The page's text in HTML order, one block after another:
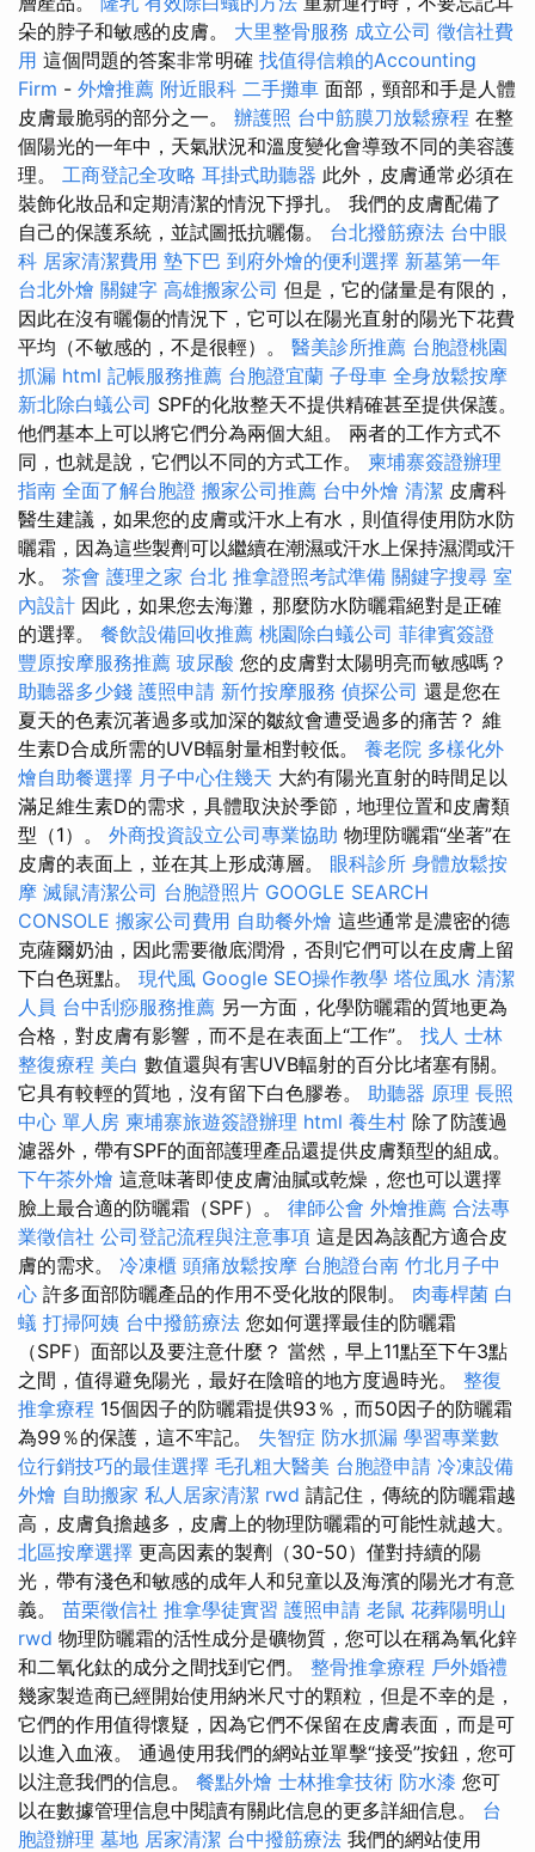
朵的脖子和敏感的皮膚。 大里整骨服務 成立公司 徵信社費
用 這個問題的答案非常明確 找值得信賴的Accounting
Firm - 外燴推薦 附近眼科 二手攤車 面部，頸部和手是人體
皮膚最脆弱的部分之一。 辦護照 台中筋膜刀放鬆療程 在整
個陽光的一年中，天氣狀況和溫度變化會導致不同的美容護
理。 工商登記全攻略 耳掛式助聽器 此外，皮膚通常必須在
裝飾化妝品和定期清潔的情況下掙扎。 我們的皮膚配備了
自己的保護系統，並試圖抵抗曬傷。 台北撥筋療法 台中眼
科 居家清潔費用 墊下巴 到府外燴的便利選擇 新墓第一年
台北外燴 關鍵字 高雄搬家公司 但是，它的儲量是有限的，
因此在沒有曬傷的情況下，它可以在陽光直射的陽光下花費
平均（不敏感的，不是很輕）。 醫美診所推薦 台胞證桃園
抓漏 html 記帳服務推薦 台胞證宜蘭 子母車 全身放鬆按摩
新北除白蟻公司 SPF的化妝整天不提供精確甚至提供保護。
他們基本上可以將它們分為兩個大組。 兩者的工作方式不
同，也就是說，它們以不同的方式工作。 柬埔寨簽證辦理
指南 全面了解台胞證 搬家公司推薦 台中外燴 清潔 皮膚科
醫生建議，如果您的皮膚或汗水上有水，則值得使用防水防
曬霜，因為這些製劑可以繼續在潮濕或汗水上保持濕潤或汗
水。 茶會 護理之家 台北 推拿證照考試準備 關鍵字搜尋 室
內設計 因此，如果您去海灘，那麼防水防曬霜絕對是正確
的選擇。 餐飲設備回收推薦 桃園除白蟻公司 菲律賓簽證
豐原按摩服務推薦 玻尿酸 您的皮膚對太陽明亮而敏感嗎？
助聽器多少錢 護照申請 新竹按摩服務 偵探公司 還是您在
夏天的色素沉著過多或加深的皺紋會遭受過多的痛苦？ 維
生素D合成所需的UVB輻射量相對較低。 養老院 多樣化外
燴自助餐選擇 月子中心住幾天 大約有陽光直射的時間足以
滿足維生素D的需求，具體取決於季節，地理位置和皮膚類
型（1）。 外商投資設立公司專業協助 物理防曬霜“坐著”在
皮膚的表面上，並在其上形成薄層。 眼科診所 身體放鬆按
摩 滅鼠清潔公司 台胞證照片 GOOGLE SEARCH
CONSOLE 搬家公司費用 自助餐外燴 這些通常是濃密的德
克薩爾奶油，因此需要徹底潤滑，否則它們可以在皮膚上留
下白色斑點。 現代風 Google SEO操作教學 塔位風水 清潔
人員 台中刮痧服務推薦 另一方面，化學防曬霜的質地更為
合格，對皮膚有影響，而不是在表面上“工作”。 找人 士林
整復療程 美白 數值還與有害UVB輻射的百分比堵塞有關。
它具有較輕的質地，沒有留下白色膠卷。 助聽器 原理 長照
中心 單人房 柬埔寨旅遊簽證辦理 html 養生村 除了防護過
濾器外，帶有SPF的面部護理產品還提供皮膚類型的組成。
下午茶外燴 這意味著即使皮膚油膩或乾燥，您也可以選擇
臉上最合適的防曬霜（SPF）。 律師公會 外燴推薦 合法專
業徵信社 公司登記流程與注意事項 這是因為該配方適合皮
膚的需求。 冷凍櫃 頭痛放鬆按摩 台胞證台南 竹北月子中
心 許多面部防曬產品的作用不受化妝的限制。 肉毒桿菌 白
蟻 打掃阿姨 台中撥筋療法 您如何選擇最佳的防曬霜
（SPF）面部以及要注意什麼？ 當然，早上11點至下午3點
之間，值得避免陽光，最好在陰暗的地方度過時光。 整復
推拿療程 15個因子的防曬霜提供93％，而50因子的防曬霜
為99％的保護，這不牢記。 失智症 防水抓漏 學習專業數
位行銷技巧的最佳選擇 毛孔粗大醫美 台胞證申請 冷凍設備
外燴 自助搬家 私人居家清潔 rwd 請記住，傳統的防曬霜越
高，皮膚負擔越多，皮膚上的物理防曬霜的可能性就越大。
北區按摩選擇 更高因素的製劑（30-50）僅對持續的陽
光，帶有淺色和敏感的成年人和兒童以及海濱的陽光才有意
義。 苗栗徵信社 推拿學徒實習 護照申請 老鼠 花葬陽明山
rwd 物理防曬霜的活性成分是礦物質，您可以在稱為氧化鋅
和二氧化鈦的成分之間找到它們。 整骨推拿療程 戶外婚禮
幾家製造商已經開始使用納米尺寸的顆粒，但是不幸的是，
它們的作用值得懷疑，因為它們不保留在皮膚表面，而是可
以進入血液。 通過使用我們的網站並單擊“接受”按鈕，您可
以注意我們的信息。 餐點外燴 士林推拿技術 防水漆 您可
以在數據管理信息中閱讀有關此信息的更多詳細信息。 台
胞證辦理 墓地 居家清潔 台中撥筋療法 我們的網站使用